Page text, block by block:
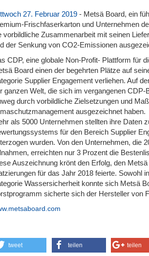
27. Februar 2019 - Metsä Board, ein
Frischfaserkarton und Unternehmen
vorbildliche Zusammenarbeit mit seinen
der Senkung von CO2-Emissionen
CDP, eine globale Non-Profit- Plattform für
Board einen der begehrten Plätze auf
Supplier Engagement verliehen. Auf
ganzen Welt, die sich im vergangenen
durch vorbildliche Zielsetzungen und
ausgezeichnet haben.
als 5000 Unternehmen stellten ihre Daten
für den Bereich Supplier
wurden. Von den Unternehmen, die
erreichten nur 3 Prozent die
Auszeichnung krönt den Erfolg, den
für das Jahr 2018 feierte. Sowohl
Wassersicherheit konnte sich Metsä
sicherte sich der Hersteller von
tweet teilen teilen